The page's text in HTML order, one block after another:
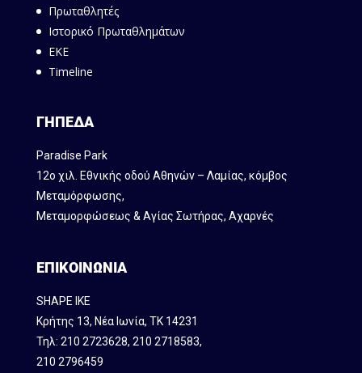
Πρωταθλητές
Ιστορικό Πρωταθλημάτων
ΕΚΕ
Timeline
ΓΗΠΕΔΑ
Paradise Park
12ο χιλ. Εθνικής οδού Αθηνών – Λαμίας, κόμβος
Mεταμόρφωσης,
Μεταμορφώσεως & Αγίας Σωτήρας, Αχαρνές
ΕΠΙΚΟΙΝΩΝΙΑ
SHAPE IKE
Κρήτης 13, Νέα Ιωνία, ΤΚ 14231
Τηλ: 210 2723628, 210 2718583,
210 2796459